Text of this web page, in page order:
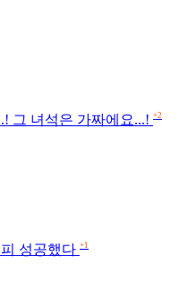
그 녀석은 가짜에요...! +2
성공했다 +1